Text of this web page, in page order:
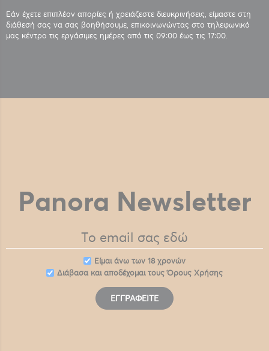
Εάν έχετε επιπλέον απορίες ή χρειάζεστε διευκρινήσεις, είμαστε στη
διάθεσή σας να σας βοηθήσουμε, επικοινωνώντας στο τηλεφωνικό
μας κέντρο τις εργάσιμες ημέρες από τις 09:00 έως τις 17:00.
Panora Newsletter
Eίμαι άνω των 18 χρονών
Διάβασα και αποδέχομαι τουςΌρους Χρήσης
ΕΓΓΡΑΦΕΊΤΕ